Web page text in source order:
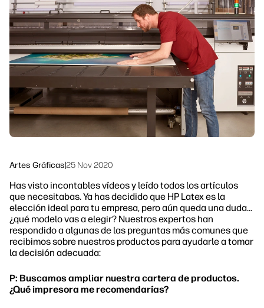
Ponte en contacto con un experto de
HP PrintOS
Síguenos
linkedInfacebook
twitteryoutube
Soluciones de flujo de trabajo
Sostenibilidad
Artes Gráficas|25 Nov 2020
Has visto incontables vídeos y leído todos los artículos
que necesitabas. Ya has decidido que HP Latex es la
elección ideal para tu empresa, pero aún queda una duda...
¿qué modelo vas a elegir? Nuestros expertos han
respondido a algunas de las preguntas más comunes que
recibimos sobre nuestros productos para ayudarle a tomar
la decisión adecuada:
P: Buscamos ampliar nuestra cartera de productos.
¿Qué impresora me recomendarías?